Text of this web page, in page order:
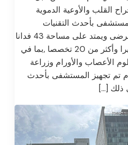
القلب والأوعية الدموية
بأحدث التقنيات
والرعاية الاستثنائية للمرضى ويمتد على مساحة 43 فدانا
ويضم بسعة 1250 سريرا وأكثر من 20 تخصصا ,بما في
الأعصاب والأورام وزراعة
تم تجهيز المستشفى بأحدث
ذلك […]